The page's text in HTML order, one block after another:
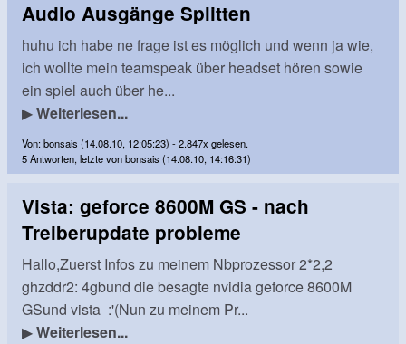
Audio Ausgänge Splitten
huhu ich habe ne frage ist es möglich und wenn ja wie,
ich wollte mein teamspeak über headset hören sowie
ein spiel auch über he...
▶Weiterlesen...
Von: bonsais (14.08.10, 12:05:23) - 2.847x gelesen.
5 Antworten, letzte von bonsais (14.08.10, 14:16:31)
Vista: geforce 8600M GS - nach
Treiberupdate probleme
Hallo,Zuerst Infos zu meinem Nbprozessor 2*2,2
ghzddr2: 4gbund die besagte nvidia geforce 8600M
GSund vista :'(Nun zu meinem Pr...
▶Weiterlesen...